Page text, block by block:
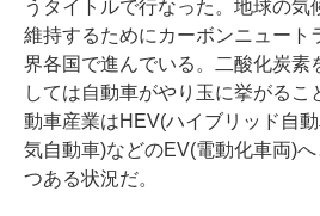
うタイトルで行なった。地球の気
維持するためにカーボンニュート
界各国で進んでいる。二酸化炭素
しては自動車がやり玉に挙がるこ
動車産業はHEV(ハイブリッド自
気自動車)などのEV(電動化車両)
つある状況だ。